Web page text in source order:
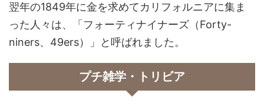
翌年の1849年に金を求めてカリフォルニアに集ま
った人々は、「フォーティナイナーズ（Forty-
niners、49ers）」と呼ばれました。
プチ雑学・トリビア